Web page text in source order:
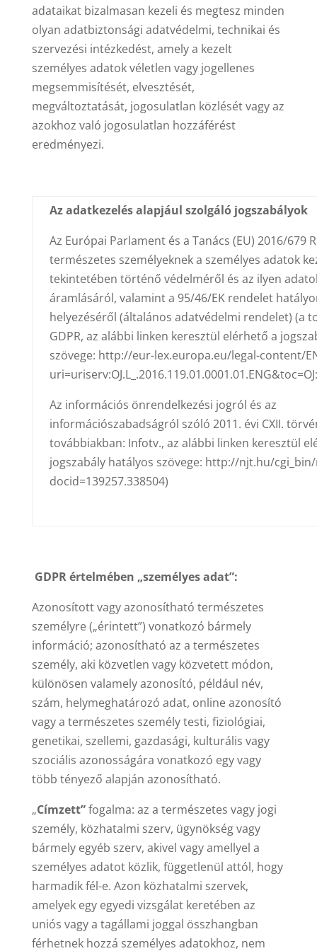
adataikat bizalmasan kezeli és megtesz minden
olyan adatbiztonsági adatvédelmi, technikai és
szervezési intézkedést, amely a kezelt
személyes adatok véletlen vagy jogellenes
megsemmisítését, elvesztését,
megváltoztatását, jogosulatlan közlését vagy az
azokhoz való jogosulatlan hozzáférést
eredményezi.
Az adatkezelés alapjául szolgáló jogszabályok
Az Európai Parlament és a Tanács (EU) 2016/679
természetes személyeknek a személyes adatok
tekintetében történő védelméről és az ilyen
áramlásáról, valamint a 95/46/EK rendelet
helyezéséről (általános adatvédelmi rendelet) (a
GDPR, az alábbi linken keresztül elérhető a
szövege: http://eur-lex.europa.eu/legal-content/
Az információs önrendelkezési jogról és az
információszabadságról szóló 2011. évi CXII.
továbbiakban: Infotv., az alábbi linken keresztül
jogszabály hatályos szövege: http://njt.hu/
docid=139257.338504)
GDPR értelmében „személyes adat”:
Azonosított vagy azonosítható természetes
személyre („érintett”) vonatkozó bármely
információ; azonosítható az a természetes
személy, aki közvetlen vagy közvetett módon,
különösen valamely azonosító, például név,
szám, helymeghatározó adat, online azonosító
vagy a természetes személy testi, fiziológiai,
genetikai, szellemi, gazdasági, kulturális vagy
szociális azonosságára vonatkozó egy vagy
több tényező alapján azonosítható.
„Címzett”fogalma: az a természetes vagy jogi
személy, közhatalmi szerv, ügynökség vagy
bármely egyéb szerv, akivel vagy amellyel a
személyes adatot közlik, függetlenül attól, hogy
harmadik fél-e. Azon közhatalmi szervek,
amelyek egy egyedi vizsgálat keretében az
uniós vagy a tagállami joggal összhangban
férhetnek hozzá személyes adatokhoz, nem